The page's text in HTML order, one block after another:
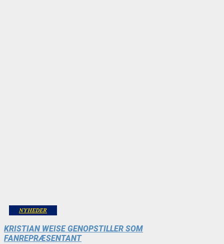
NYHEDER
KRISTIAN WEISE GENOPSTILLER SOM
FANREPRÆSENTANT